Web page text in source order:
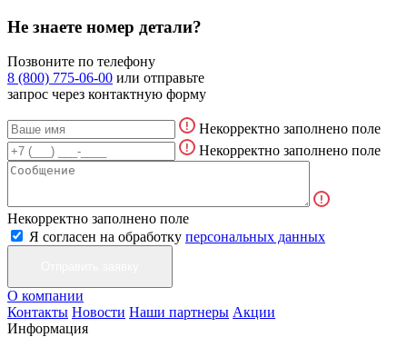
Не знаете номер детали?
Позвоните по телефону
8 (800) 775-06-00 или отправьте
запрос через контактную форму
Некорректно заполнено поле
Некорректно заполнено поле
Некорректно заполнено поле
Я согласен на обработку персональных данных
О компании
Контакты Новости Наши партнеры Акции
Информация